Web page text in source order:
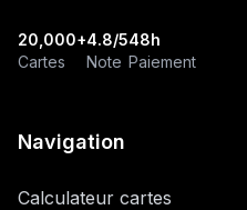
20,000+
Cartes
4.8/5
Note
48h
Paiement
Navigation
Calculateur cartes